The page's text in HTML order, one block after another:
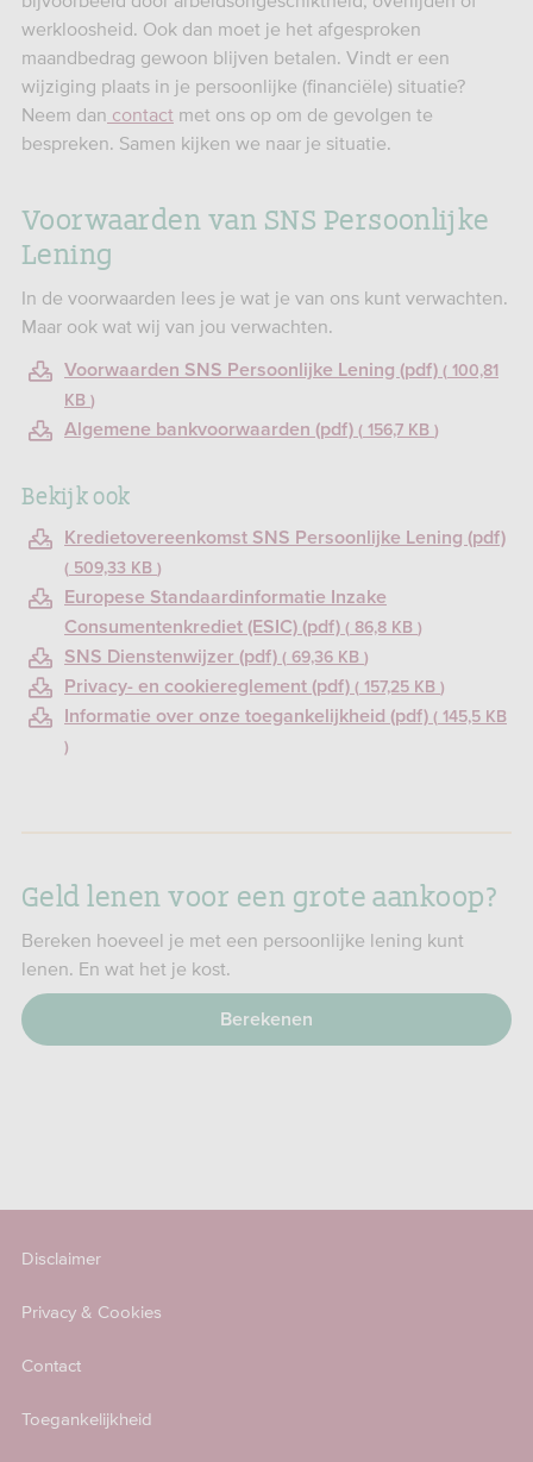
werkloosheid. Ook dan moet je het afgesproken
maandbedrag gewoon blijven betalen. Vindt er een
wijziging plaats in je persoonlijke (financiële) situatie?
Neem dan contact met ons op om de gevolgen te
bespreken. Samen kijken we naar je situatie.
Voorwaarden van SNS Persoonlijke
Lening
In de voorwaarden lees je wat je van ons kunt verwachten.
Maar ook wat wij van jou verwachten.
Voorwaarden SNS Persoonlijke Lening (pdf)
100,81
KB
Algemene bankvoorwaarden (pdf) 156,7 KB
Bekijk ook
Kredietovereenkomst SNS Persoonlijke Lening (pdf)
509,33 KB
Europese Standaardinformatie Inzake
Consumentenkrediet (ESIC) (pdf)
86,8 KB
SNS Dienstenwijzer (pdf) 69,36 KB
Privacy- en cookiereglement (pdf) 157,25 KB
Informatie over onze toegankelijkheid (pdf) 145,5 KB
Geld lenen voor een grote aankoop?
Bereken hoeveel je met een persoonlijke lening kunt
lenen. En wat het je kost.
Berekenen
Disclaimer
Privacy & Cookies
Contact
Toegankelijkheid